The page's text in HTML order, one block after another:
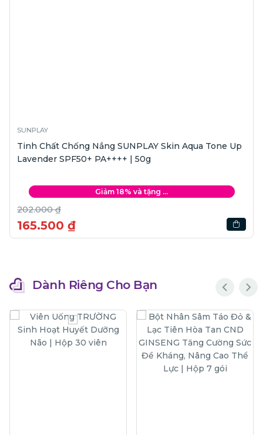
SUNPLAY
Tinh Chất Chống Nắng SUNPLAY Skin Aqua Tone Up
Lavender SPF50+ PA++++ | 50g
Giảm 18% và tặng ...
202.000 ₫
165.500 ₫
Dành Riêng Cho Bạn